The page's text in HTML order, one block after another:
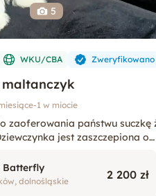
5
WKU/CBA Zweryfikowano
-1 w miocie
zaoferowania państwu suczkę
jest zaszczepiona odr
Batterfly
dolnośląskie 2 200 zł